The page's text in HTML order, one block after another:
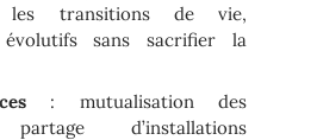
les transitions de vie,
sans sacrifier la
: mutualisation des
partage d’installations